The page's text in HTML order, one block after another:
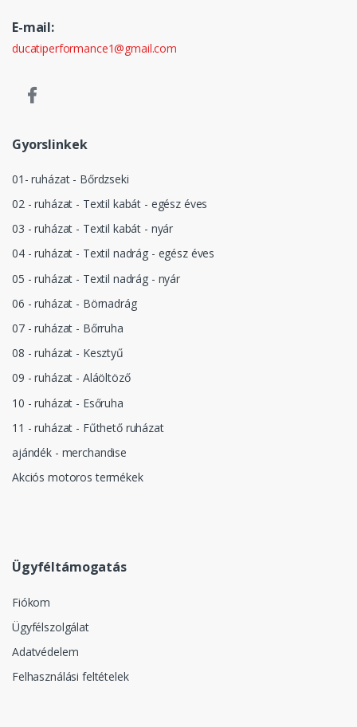
E-mail:
ducatiperformance1@gmail.com
Gyorslinkek
01- ruházat - Bőrdzseki
02 - ruházat - Textil kabát - egész éves
03 - ruházat - Textil kabát - nyár
04 - ruházat - Textil nadrág - egész éves
05 - ruházat - Textil nadrág - nyár
06 - ruházat - Börnadrág
07 - ruházat - Bőrruha
08 - ruházat - Kesztyű
09 - ruházat - Aláöltöző
10 - ruházat - Esőruha
11 - ruházat - Fűthető ruházat
ajándék - merchandise
Akciós motoros termékek
Ügyféltámogatás
Fiókom
Ügyfélszolgálat
Adatvédelem
Felhasználási feltételek